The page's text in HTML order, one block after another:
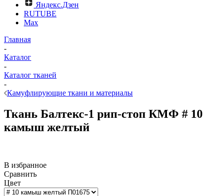
Яндекс.Дзен
RUTUBE
Max
Главная
-
Каталог
-
Каталог тканей
-
Камуфлирующие ткани и материалы
Ткань Балтекс-1 рип-стоп КМФ # 10
камыш желтый
В избранное
Сравнить
Цвет